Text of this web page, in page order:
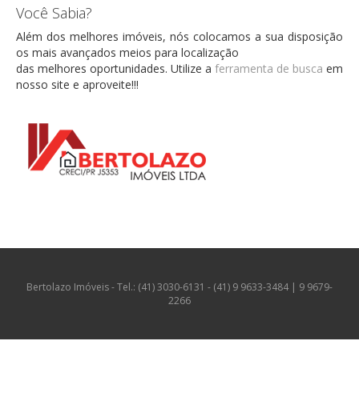
Você Sabia?
Além dos melhores imóveis, nós colocamos a sua disposição
os mais avançados meios para localização
das melhores oportunidades. Utilize a ferramenta de busca em
nosso site e aproveite!!!
Bertolazo Imóveis - Tel.: (41) 3030-6131 - (41) 9 9633-3484 | 9 9679-
2266